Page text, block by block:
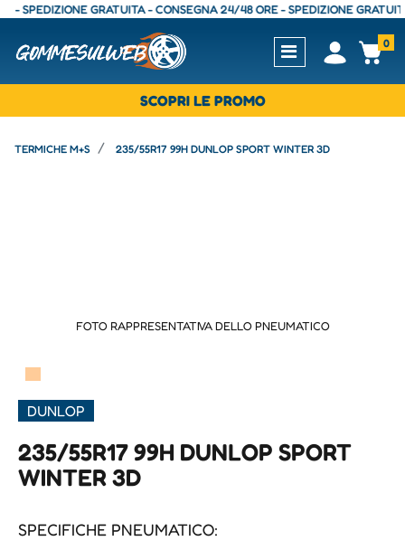
GRATUITA - CONSEGNA 24/48 ORE - SPEDIZIONE GRATUITA -
Open0
SCOPRI LE PROMO
TERMICHE M+S 235/55R17 99H DUNLOP SPORT WINTER 3D
FOTO RAPPRESENTATIVA DELLO PNEUMATICO
▀
DUNLOP
235/55R17 99H DUNLOP SPORT
WINTER 3D
SPECIFICHE PNEUMATICO: